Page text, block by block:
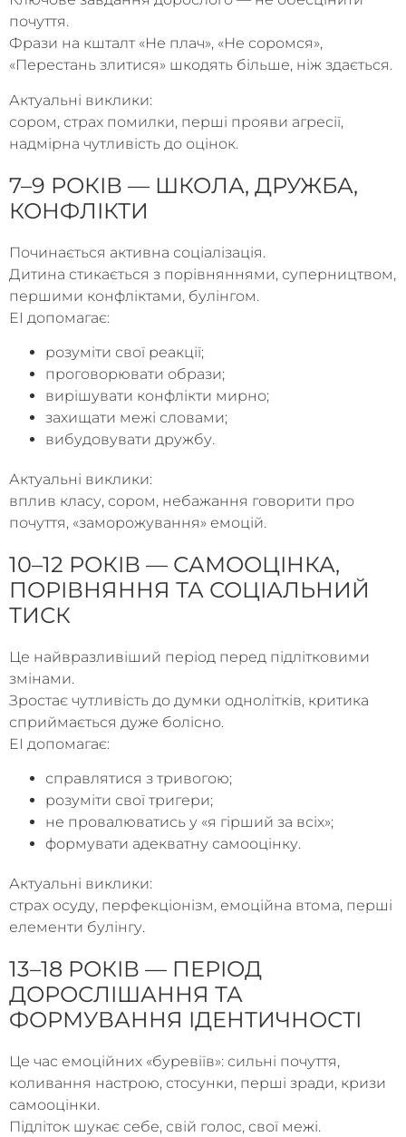
почуття.
Фрази на кшталт «Не плач», «Не соромся»,
«Перестань злитися» шкодять більше, ніж здається.
Актуальні виклики:
сором, страх помилки, перші прояви агресії,
надмірна чутливість до оцінок.
7–9 РОКІВ — ШКОЛА, ДРУЖБА,
КОНФЛІКТИ
Починається активна соціалізація.
Дитина стикається з порівняннями, суперництвом,
першими конфліктами, булінгом.
EI допомагає:
розуміти свої реакції;
проговорювати образи;
вирішувати конфлікти мирно;
захищати межі словами;
вибудовувати дружбу.
Актуальні виклики:
вплив класу, сором, небажання говорити про
почуття, «заморожування» емоцій.
10–12 РОКІВ — САМООЦІНКА,
ПОРІВНЯННЯ ТА СОЦІАЛЬНИЙ
ТИСК
Це найвразливіший період перед підлітковими
змінами.
Зростає чутливість до думки однолітків, критика
сприймається дуже болісно.
EI допомагає:
справлятися з тривогою;
розуміти свої тригери;
не провалюватись у «я гірший за всіх»;
формувати адекватну самооцінку.
Актуальні виклики:
страх осуду, перфекціонізм, емоційна втома, перші
елементи булінгу.
13–18 РОКІВ — ПЕРІОД
ДОРОСЛІШАННЯ ТА
ФОРМУВАННЯ ІДЕНТИЧНОСТІ
Це час емоційних «буревіїв»: сильні почуття,
коливання настрою, стосунки, перші зради, кризи
самооцінки.
Підліток шукає себе, свій голос, свої межі.